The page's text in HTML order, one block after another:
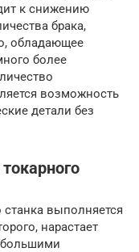
к снижению
брака,
обладающее
более
возможность
детали без
выполняется
нарастает
большими